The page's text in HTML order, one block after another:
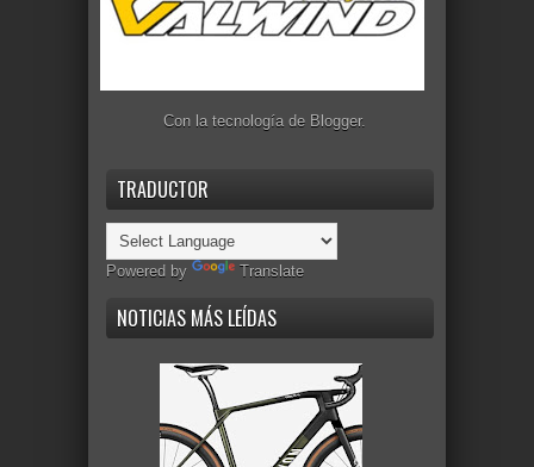
Con la tecnología de Blogger.
TRADUCTOR
Powered by Translate
NOTICIAS MÁS LEÍDAS